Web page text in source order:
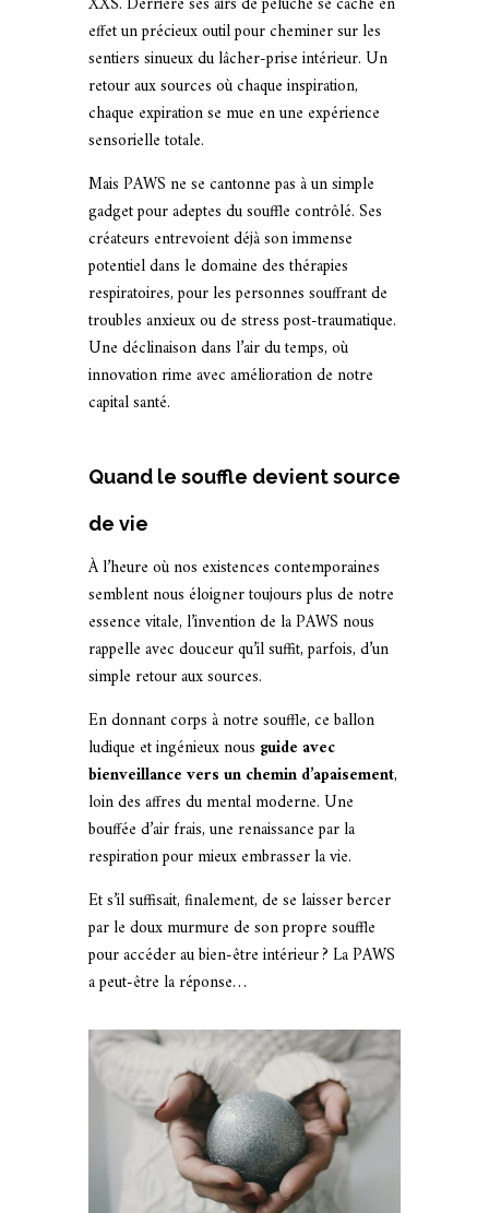
effet un précieux outil pour cheminer sur les
sentiers sinueux du lâcher-prise intérieur. Un
retour aux sources où chaque inspiration,
chaque expiration se mue en une expérience
sensorielle totale.
Mais PAWS ne se cantonne pas à un simple
gadget pour adeptes du souffle contrôlé. Ses
créateurs entrevoient déjà son immense
potentiel dans le domaine des thérapies
respiratoires, pour les personnes souffrant de
troubles anxieux ou de stress post-traumatique.
Une déclinaison dans l’air du temps, où
innovation rime avec amélioration de notre
capital santé.
Quand le souffle devient source
de vie
À l’heure où nos existences contemporaines
semblent nous éloigner toujours plus de notre
essence vitale, l’invention de la PAWS nous
rappelle avec douceur qu’il suffit, parfois, d’un
simple retour aux sources.
En donnant corps à notre souffle, ce ballon
ludique et ingénieux nous guide avec
bienveillance vers un chemin d’apaisement,
loin des affres du mental moderne. Une
bouffée d’air frais, une renaissance par la
respiration pour mieux embrasser la vie.
Et s’il suffisait, finalement, de se laisser bercer
par le doux murmure de son propre souffle
pour accéder au bien-être intérieur ? La PAWS
a peut-être la réponse…